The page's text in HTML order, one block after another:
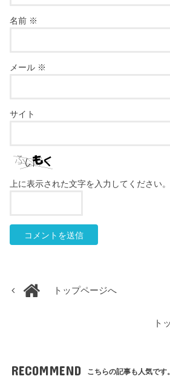
名前 ※
メール ※
サイト
上に表示された文字を入力してください。
トップページへ
ト
RECOMMEND こちらの記事も人気です。